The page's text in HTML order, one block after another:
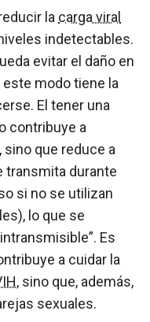
la carga viral
indetectables.
evitar el daño en
modo tiene la
El tener una
contribuye a
sino que reduce a
transmita durante
si no se utilizan
lo que se
Es
a cuidar la
, sino que, además,
sexuales.